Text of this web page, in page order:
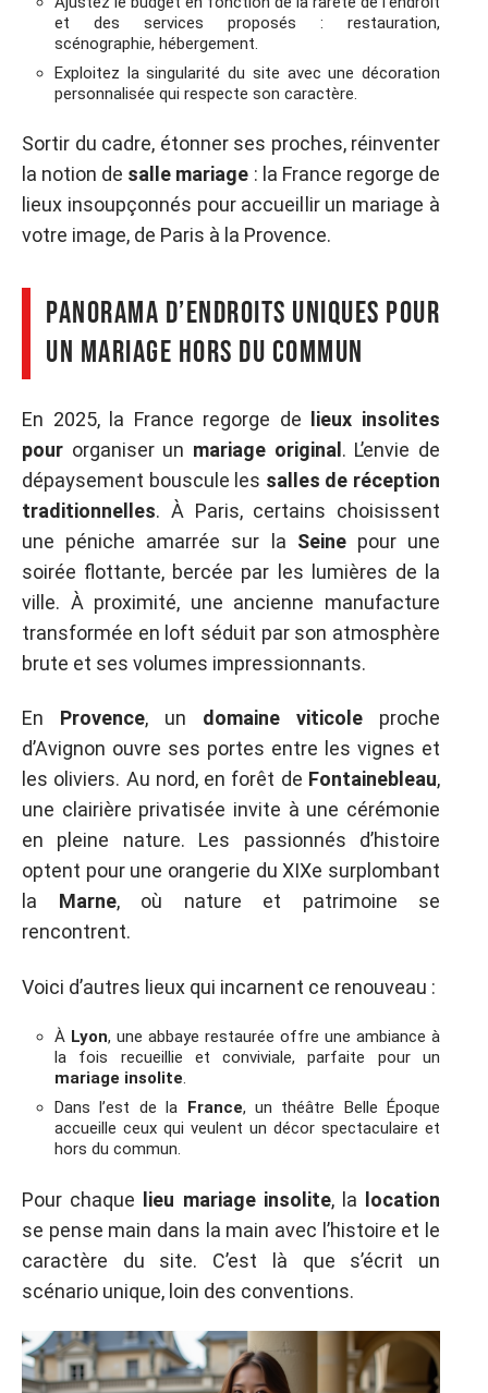
et des services proposés : restauration,
scénographie, hébergement.
Exploitez la singularité du site avec une décoration
personnalisée qui respecte son caractère.
Sortir du cadre, étonner ses proches, réinventer
la notion de salle mariage : la France regorge de
lieux insoupçonnés pour accueillir un mariage à
votre image, de Paris à la Provence.
Panorama d’endroits uniques pour
un mariage hors du commun
En 2025, la France regorge de lieux insolites
pour organiser un mariage original. L’envie de
dépaysement bouscule les salles de réception
traditionnelles. À Paris, certains choisissent
une péniche amarrée sur la Seinepour une
soirée flottante, bercée par les lumières de la
ville. À proximité, une ancienne manufacture
transformée en loft séduit par son atmosphère
brute et ses volumes impressionnants.
En Provence, un domaine viticole proche
d’Avignon ouvre ses portes entre les vignes et
les oliviers. Au nord, en forêt de Fontainebleau,
une clairière privatisée invite à une cérémonie
en pleine nature. Les passionnés d’histoire
optent pour une orangerie du XIXe surplombant
la Marne, où nature et patrimoine se
rencontrent.
Voici d’autres lieux qui incarnent ce renouveau :
À Lyon, une abbaye restaurée offre une ambiance à
la fois recueillie et conviviale, parfaite pour un
mariage insolite.
Dans l’est de la France, un théâtre Belle Époque
accueille ceux qui veulent un décor spectaculaire et
hors du commun.
Pour chaque lieu mariage insolite, la location
se pense main dans la main avec l’histoire et le
caractère du site. C’est là que s’écrit un
scénario unique, loin des conventions.